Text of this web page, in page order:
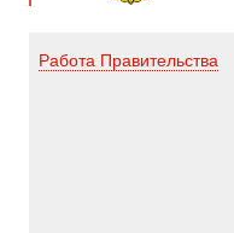
Работа Правительства